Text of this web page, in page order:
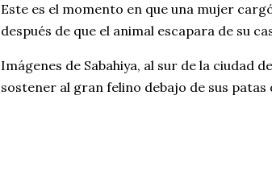
Este es el momento en que una mujer
después de que el animal escapara de su
Imágenes de Sabahiya, al sur de la ciudad
sostener al gran felino debajo de sus